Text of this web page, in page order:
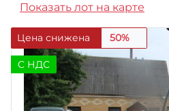
Показать лот на карте
Цена снижена 50%
C НДС